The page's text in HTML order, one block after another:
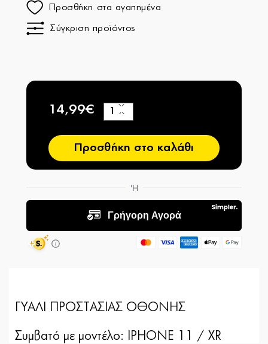
Προσθήκη στα αγαπημένα
Σύγκριση προϊόντος
14,99€
−
+
Προσθήκη στο καλάθι
ΓΥΑΛΙ ΠΡΟΣΤΑΣΙΑΣ ΟΘΟΝΗΣ
Συμβατό με μοντέλο: IPHONE 11 / XR